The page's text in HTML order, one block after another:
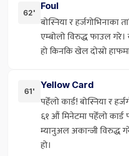
62'
Foul
बोस्निया र हर्जगोभिनाका
एम्बोलो विरुद्ध फाउल
हो किनकि खेल दोस्रो
61'
Yellow Card
पहेँलो कार्ड! बोस्निया र
६१ औं मिनेटमा पहेँलो
म्यानुअल अकान्जी विरुद्ध
हो।